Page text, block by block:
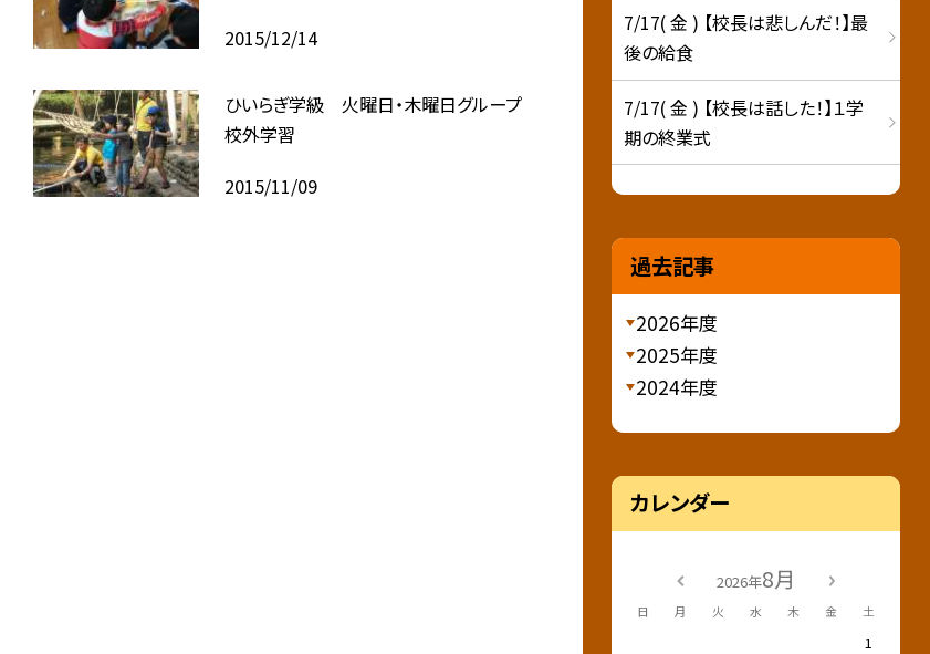
2015/12/14
ひいらぎ学級 火曜日・木曜日グループ
校外学習
2015/11/09
7/17( 金 ) 【校長は悲しんだ！】最
後の給食
7/17( 金 ) 【校長は話した！】１学
期の終業式
過去記事
2026年度
2025年度
2024年度
カレンダー
2026年8月
日 月 火 水 木 金 土
1